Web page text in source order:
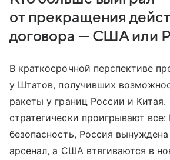
от прекращения
договора — США или
В краткосрочной перспективе
у Штатов, получивших
ракеты у границ России и Китая.
стратегически проигрывают все:
безопасность, Россия
арсенал, а США втягиваются в